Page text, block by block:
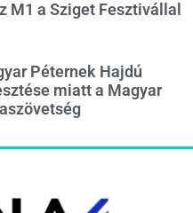
M1 a Sziget Fesztivállal
Péternek Hajdú
miatt a Magyar